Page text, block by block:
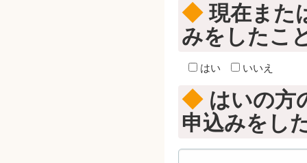
◆現在また
みをしたこ
はい いいえ
◆はいの方
申込みをし